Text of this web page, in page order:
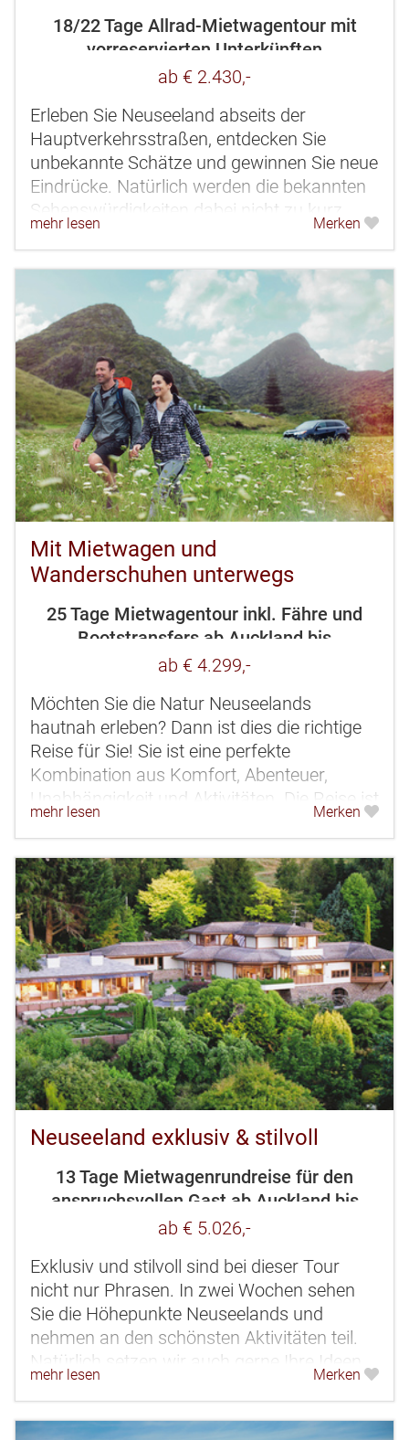
18/22 Tage Allrad-Mietwagentour mit
vorreservierten Unterkünften
ab € 2.430,-
Erleben Sie Neuseeland abseits der
Hauptverkehrsstraßen, entdecken Sie
unbekannte Schätze und gewinnen Sie neue
Eindrücke. Natürlich werden die bekannten
Sehenswürdigkeiten dabei nicht zu kurz
kommen. Die Tour ist so konzipiert, dass...
mehr lesen Merken
Mit Mietwagen und
Wanderschuhen unterwegs
25 Tage Mietwagentour inkl. Fähre und
Bootstransfers ab Auckland bis
Christchurch
ab € 4.299,-
Möchten Sie die Natur Neuseelands
hautnah erleben? Dann ist dies die richtige
Reise für Sie! Sie ist eine perfekte
Kombination aus Komfort, Abenteuer,
Unabhängigkeit und Aktivitäten. Die Reise ist
so konzipiert, dass genügend Zeit zur...
mehr lesen Merken
Neuseeland exklusiv & stilvoll
13 Tage Mietwagenrundreise für den
anspruchsvollen Gast ab Auckland bis
Christchurch
ab € 5.026,-
Exklusiv und stilvoll sind bei dieser Tour
nicht nur Phrasen. In zwei Wochen sehen
Sie die Höhepunkte Neuseelands und
nehmen an den schönsten Aktivitäten teil.
Natürlich setzen wir auch gerne Ihre Ideen
und Wünsche um. Wie wäre es...
mehr lesen Merken